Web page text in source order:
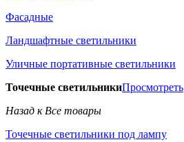
Фасадные
Ландшафтные светильники
Уличные портативные светильники
Точечные светильникиПросмотреть
Назад к Все товары
Точечные светильники под лампу